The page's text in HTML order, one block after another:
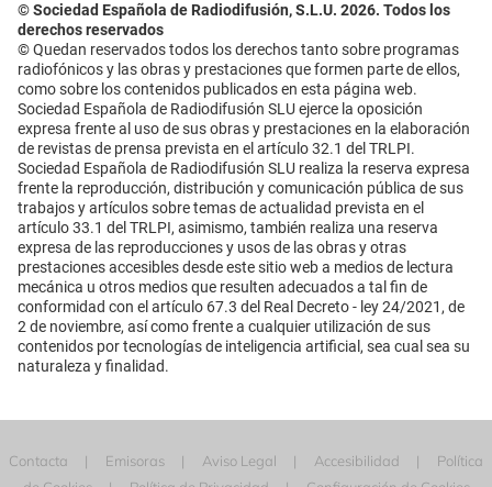
© Sociedad Española de Radiodifusión, S.L.U. 2026. Todos los
derechos reservados
© Quedan reservados todos los derechos tanto sobre programas
radiofónicos y las obras y prestaciones que formen parte de ellos,
como sobre los contenidos publicados en esta página web.
Sociedad Española de Radiodifusión SLU ejerce la oposición
expresa frente al uso de sus obras y prestaciones en la elaboración
de revistas de prensa prevista en el artículo 32.1 del TRLPI.
Sociedad Española de Radiodifusión SLU realiza la reserva expresa
frente la reproducción, distribución y comunicación pública de sus
trabajos y artículos sobre temas de actualidad prevista en el
artículo 33.1 del TRLPI, asimismo, también realiza una reserva
expresa de las reproducciones y usos de las obras y otras
prestaciones accesibles desde este sitio web a medios de lectura
mecánica u otros medios que resulten adecuados a tal fin de
conformidad con el artículo 67.3 del Real Decreto - ley 24/2021, de
2 de noviembre, así como frente a cualquier utilización de sus
contenidos por tecnologías de inteligencia artificial, sea cual sea su
naturaleza y finalidad.
Contacta Emisoras Aviso Legal Accesibilidad
Política